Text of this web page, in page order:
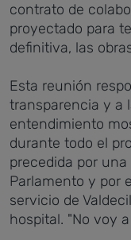
contrato de
proyectado para
definitiva, las
Esta reunión
transparencia y a
entendimiento
durante todo el
precedida por
Parlamento y por
servicio de
hospital. "No voy